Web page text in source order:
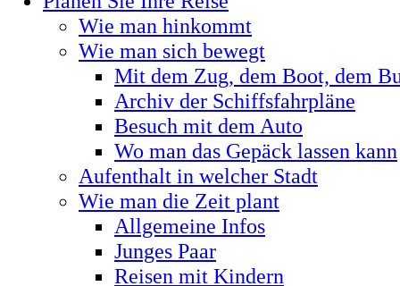
Wie man hinkommt
Wie man sich bewegt
Mit dem Zug, dem Boot, dem
Archiv der Schiffsfahrpläne
Besuch mit dem Auto
Wo man das Gepäck lassen kann
Aufenthalt in welcher Stadt
Wie man die Zeit plant
Allgemeine Infos
Junges Paar
Reisen mit Kindern